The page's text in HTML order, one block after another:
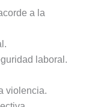
a la
laboral.
violencia.